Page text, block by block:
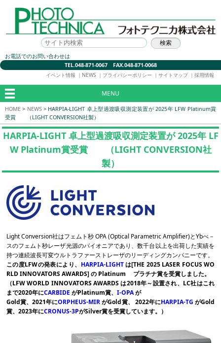
お電話でのお問い合わせは
TEL.048-871-0067 FAX.048-871-0068
イベント情報 ｜ NEWS ｜ プライバシーポリシー ｜ サイトマップ ｜ 採用情報
MENU
HOME > NEWS> HARPIA-LIGHT 卓上型過渡吸収測定装置が 2025年 LFW Platinum賞
受賞 （LIGHT CONVERSION社製）
HARPIA-LIGHT 卓上型過渡吸収測定装置が 2025年 LF
W Platinum賞受賞 （LIGHT CONVERSION社
製）
Light Conversion社はフェムト秒 OPA (Optical Parametric Amplifier)とYbべ－
スのフェムト秒レーザ光源のパイオニアであり、数千台以上を出荷した実績を
持つ連続波長可変ウルトラファーストレーザのリーディングカンパニーです。
この度LFWの発表により、 HARPIA-LIGHTは[THE 2025 LASER FOCUS WO
RLD INNOVATORS AWARDS]の Platinum プラチナ賞を受賞しました。
（LFWWORLD INNOVATORS AWARDS は2018年～設置され、 LC社はこれ
まで2020年にCARBIDE がPlatinum賞、 I-OPAが
Gold賞、2021年にORPHEUS-MIRがGold賞、 2022年にHARPIA-TGがGold
賞、2023年にCRONUS-3PがSilver賞を受賞しています。）